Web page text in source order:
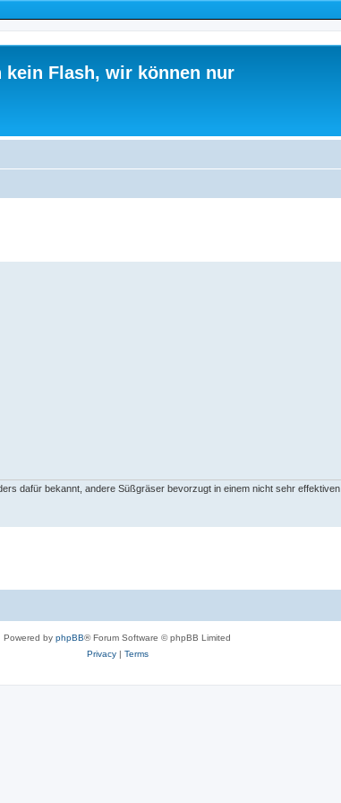
kein Flash, wir können nur
dafür bekannt, andere Süßgräser bevorzugt in einem nicht sehr effektiven
Powered by phpBB® Forum Software © phpBB Limited
Privacy| Terms